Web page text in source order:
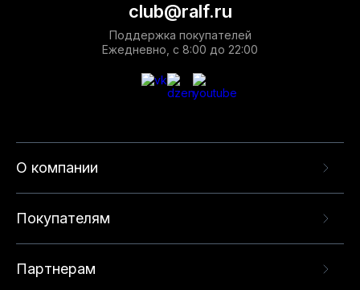
О компании
Покупателям
Партнерам
club@ralf.ru
Поддержка покупателей
Ежедневно, с 8:00 до 22:00